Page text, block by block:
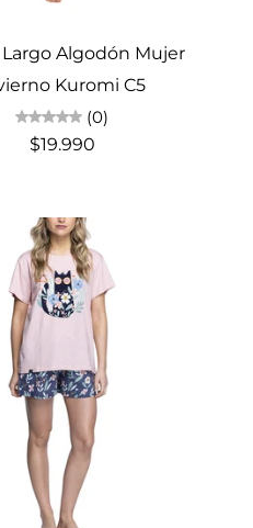
Algodón Mujer
Kuromi C5
(0)
$19.990